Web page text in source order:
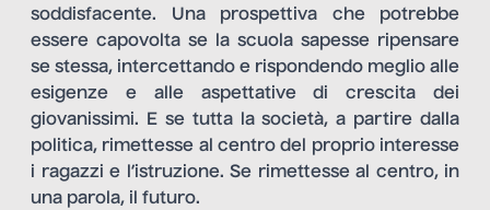
soddisfacente. Una prospettiva che potrebbe
essere capovolta se la scuola sapesse ripensare
se stessa, intercettando e rispondendo meglio alle
esigenze e alle aspettative di crescita dei
giovanissimi. E se tutta la società, a partire dalla
politica, rimettesse al centro del proprio interesse
i ragazzi e l’istruzione. Se rimettesse al centro, in
una parola, il futuro.